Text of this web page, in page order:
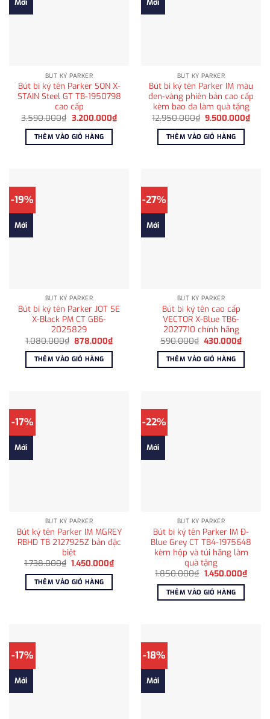
BÚT KÝ PARKER
Bút bi ký tên Parker SON X-
STAIN Steel GT TB-1950798
cao cấp
3.590.000₫ Giá
là:
3.590.000₫.
3.200.000₫Giá
hiện
3.200.000₫.
THÊM VÀO GIỎ HÀNG
BÚT KÝ PARKER
Bút bi ký tên Parker IM màu
đen-vàng phiên bản cao cấp
kèm bao da làm quà tặng
12.950.000₫ Giá
là:
12.950.000₫.
9.500.000₫Giá
hiện
THÊM VÀO GIỎ HÀNG
-19%
Mới
BÚT KÝ PARKER
Bút bi ký tên Parker JOT SE
X-Black PM CT GB6-
2025829
1.080.000₫ Giá
là:
1.080.000₫.
878.000₫Giá
hiện
878.000₫.
THÊM VÀO GIỎ HÀNG
-27%
Mới
BÚT KÝ PARKER
Bút bi ký tên cao cấp
VECTOR X-Blue TB6-
2027710 chính hãng
590.000₫ Giá
là:
590.000₫.
430.000₫Giá
hiện
tại
THÊM VÀO GIỎ HÀNG
-17%
Mới
BÚT KÝ PARKER
Bút ký tên Parker IM MGREY
RBHD TB 2127925Z bản đặc
biệt
1.738.000₫ Giá
là:
1.738.000₫.
1.450.000₫Giá
hiện
THÊM VÀO GIỎ HÀNG
-22%
Mới
BÚT KÝ PARKER
Bút bi ký tên Parker IM Đ-
Blue Grey CT TB4-1975648
kèm hộp và túi hãng làm
quà tặng
1.850.000₫ Giá
là:
1.850.000₫.
1.450.000₫Giá
hiện
THÊM VÀO GIỎ HÀNG
-17%
Mới
-18%
Mới